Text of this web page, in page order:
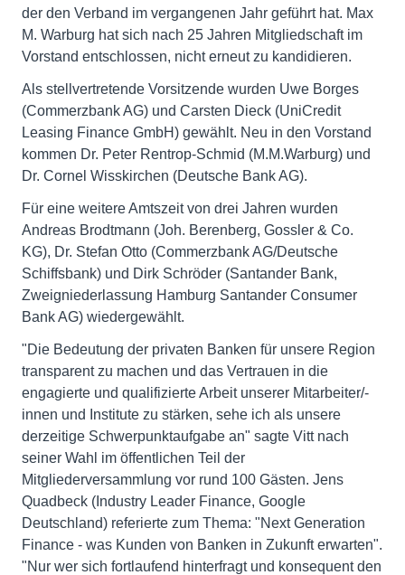
der den Verband im vergangenen Jahr geführt hat. Max
M. Warburg hat sich nach 25 Jahren Mitgliedschaft im
Vorstand entschlossen, nicht erneut zu kandidieren.
Als stellvertretende Vorsitzende wurden Uwe Borges
(Commerzbank AG) und Carsten Dieck (UniCredit
Leasing Finance GmbH) gewählt. Neu in den Vorstand
kommen Dr. Peter Rentrop-Schmid (M.M.Warburg) und
Dr. Cornel Wisskirchen (Deutsche Bank AG).
Für eine weitere Amtszeit von drei Jahren wurden
Andreas Brodtmann (Joh. Berenberg, Gossler & Co.
KG), Dr. Stefan Otto (Commerzbank AG/Deutsche
Schiffsbank) und Dirk Schröder (Santander Bank,
Zweigniederlassung Hamburg Santander Consumer
Bank AG) wiedergewählt.
"Die Bedeutung der privaten Banken für unsere Region
transparent zu machen und das Vertrauen in die
engagierte und qualifizierte Arbeit unserer Mitarbeiter/-
innen und Institute zu stärken, sehe ich als unsere
derzeitige Schwerpunktaufgabe an" sagte Vitt nach
seiner Wahl im öffentlichen Teil der
Mitgliederversammlung vor rund 100 Gästen. Jens
Quadbeck (Industry Leader Finance, Google
Deutschland) referierte zum Thema: "Next Generation
Finance - was Kunden von Banken in Zukunft erwarten".
"Nur wer sich fortlaufend hinterfragt und konsequent den